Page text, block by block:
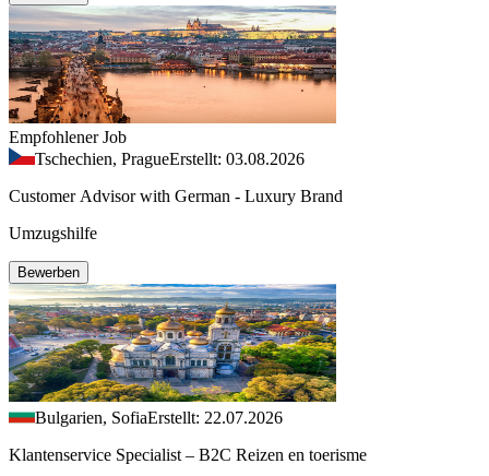
Empfohlener Job
Tschechien, PragueErstellt: 03.08.2026
Customer Advisor with German - Luxury Brand
Umzugshilfe
Bewerben
Bulgarien, SofiaErstellt: 22.07.2026
Klantenservice Specialist – B2C Reizen en toerisme